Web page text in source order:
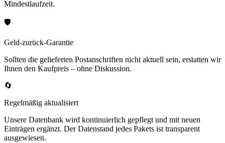
Mindestlaufzeit.
🛡️
Geld-zurück-Garantie
Sollten die gelieferten Postanschriften nicht aktuell sein, erstatten wir
Ihnen den Kaufpreis – ohne Diskussion.
🔄
Regelmäßig aktualisiert
Unsere Datenbank wird kontinuierlich gepflegt und mit neuen
Einträgen ergänzt. Der Datenstand jedes Pakets ist transparent
ausgewiesen.